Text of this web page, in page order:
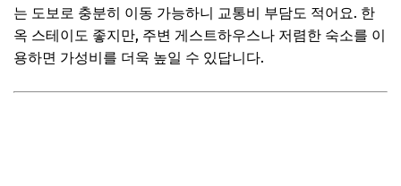
는 도보로 충분히 이동 가능하니 교통비 부담도 적어요. 한
옥 스테이도 좋지만, 주변 게스트하우스나 저렴한 숙소를 이
용하면 가성비를 더욱 높일 수 있답니다.